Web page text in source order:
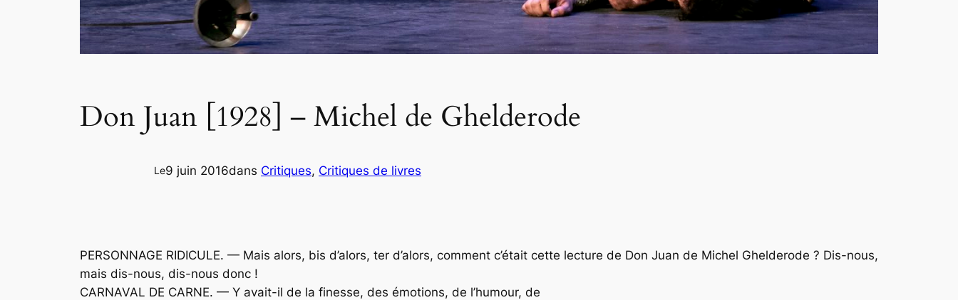
Don Juan [1928] – Michel de Ghelderode
Le9 juin 2016dans Critiques, Critiques de livres
PERSONNAGE RIDICULE. — Mais alors, bis d’alors, ter d’alors, comment c’était cette lecture de Don Juan de Michel Ghelderode ? Dis-nous,
mais dis-nous, dis-nous donc !
CARNAVAL DE CARNE. — Y avait-il de la finesse, des émotions, de l’humour, de